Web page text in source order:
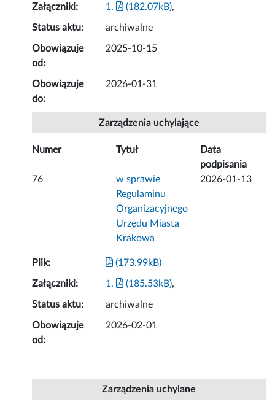
Załączniki: 1. (182.07kB),
Status aktu: archiwalne
Obowiązuje
od:
2025-10-15
Obowiązuje
do:
2026-01-31
Zarządzenia uchylające
Numer Tytuł
Data
podpisania
76
w sprawie
Regulaminu
Organizacyjnego
Urzędu Miasta
Krakowa
2026-01-13
Plik: (173.99kB)
Załączniki: 1. (185.53kB),
Status aktu: archiwalne
Obowiązuje
od:
2026-02-01
Zarządzenia uchylane